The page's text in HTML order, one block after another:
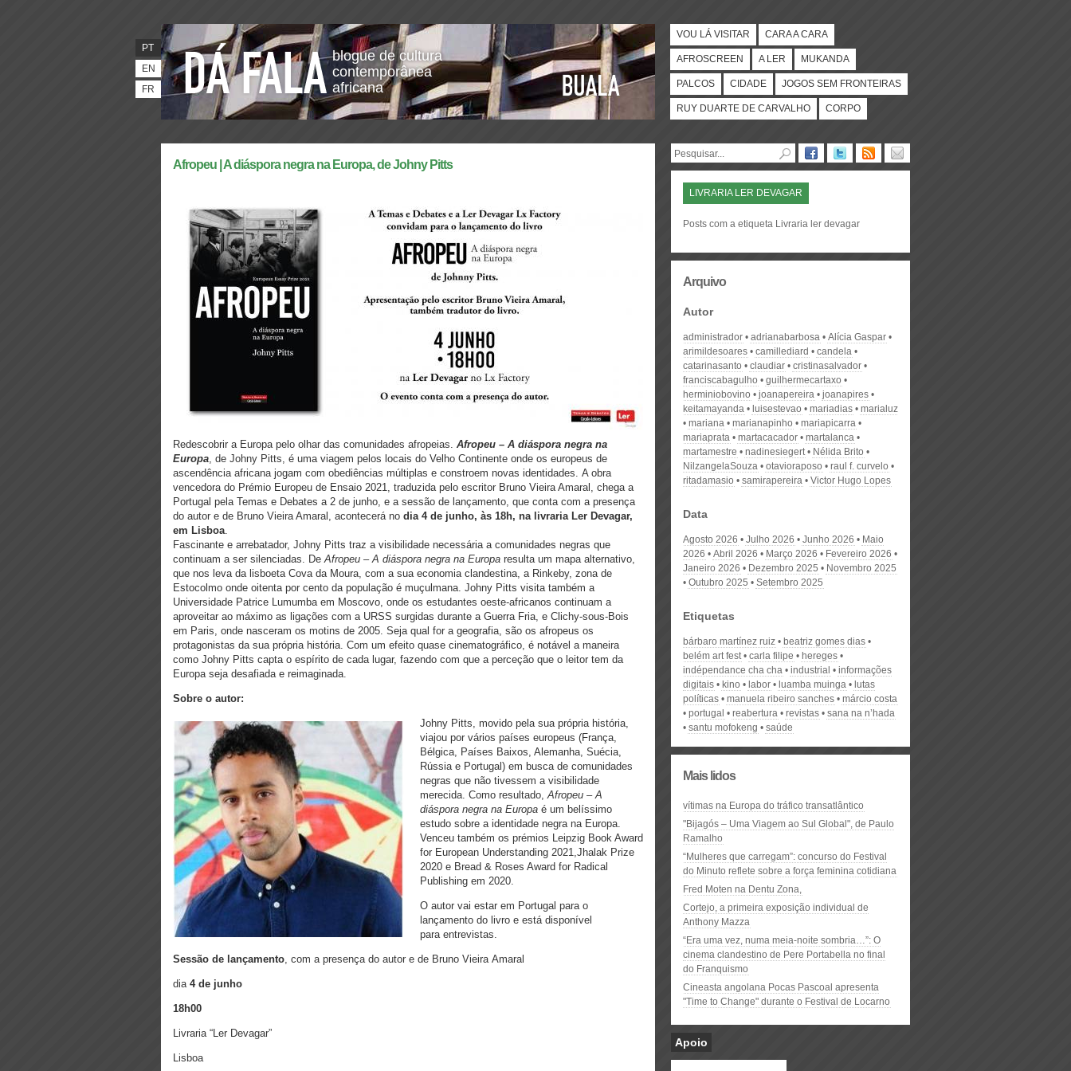
blogue de cultura
contemporânea
africana
PT
EN
FR
VOU LÁ VISITAR CARA A CARA
AFROSCREEN A LER MUKANDA
PALCOS CIDADE JOGOS SEM FRONTEIRAS
RUY DUARTE DE CARVALHO CORPO
Afropeu | A diáspora negra na Europa, de Johny Pitts
Redescobrir a Europa pelo olhar das comunidades afropeias. Afropeu – A diáspora negra na
Europa, de Johny Pitts, é uma viagem pelos locais do Velho Continente onde os europeus de
ascendência africana jogam com obediências múltiplas e constroem novas identidades. A obra
vencedora do Prémio Europeu de Ensaio 2021, traduzida pelo escritor Bruno Vieira Amaral, chega a
Portugal pela Temas e Debates a 2 de junho, e a sessão de lançamento, que conta com a presença
do autor e de Bruno Vieira Amaral, acontecerá no dia 4 de junho, às 18h, na livraria Ler Devagar,
em Lisboa.
Fascinante e arrebatador, Johny Pitts traz a visibilidade necessária a comunidades negras que
continuam a ser silenciadas. DeAfropeu – A diáspora negra na Europa resulta um mapa alternativo,
que nos leva da lisboeta Cova da Moura, com a sua economia clandestina, a Rinkeby, zona de
Estocolmo onde oitenta por cento da população é muçulmana. Johny Pitts visita também a
Universidade Patrice Lumumba em Moscovo, onde os estudantes oeste-africanos continuam a
aproveitar ao máximo as ligações com a URSS surgidas durante a Guerra Fria, e Clichy-sous-Bois
em Paris, onde nasceram os motins de 2005. Seja qual for a geografia, são os afropeus os
protagonistas da sua própria história. Com um efeito quase cinematográfico, é notável a maneira
como Johny Pitts capta o espírito de cada lugar, fazendo com que a perceção que o leitor tem da
Europa seja desafiada e reimaginada.
Sobre o autor:
Johny Pitts, movido pela sua própria história,
viajou por vários países europeus (França,
Bélgica, Países Baixos, Alemanha, Suécia,
Rússia e Portugal) em busca de comunidades
negras que não tivessem a visibilidade
merecida. Como resultado,Afropeu – A
diáspora negra na Europa é um belíssimo
estudo sobre a identidade negra na Europa.
Venceu também os prémios Leipzig Book Award
for European Understanding 2021,Jhalak Prize
2020 e Bread & Roses Award for Radical
Publishing em 2020.
O autor vai estar em Portugal para o
lançamento do livro e está disponível
para entrevistas.
Sessão de lançamento, com a presença do autor e de Bruno Vieira Amaral
dia 4 de junho
18h00
Livraria “Ler Devagar”
Lisboa
LIVRARIA LER DEVAGAR
Posts com a etiqueta Livraria ler devagar
Arquivo
Autor
administrador adrianabarbosa
Alícia Gaspar
arimildesoares
camillediard
candela
catarinasanto
claudiar
cristinasalvador
franciscabagulho
guilhermecartaxo
herminiobovino
joanapereira
joanapires
keitamayanda
luisestevao mariadias
marialuz
mariana
marianapinho
mariapicarra
mariaprata
martacacador
martalanca
martamestre
nadinesiegert
Nélida Brito
NilzangelaSouza
otavioraposo
raul f. curvelo
ritadamasio
samirapereira Victor Hugo Lopes
Data
Agosto 2026 Julho 2026 Junho 2026
Maio
2026
Abril 2026 Março 2026
Fevereiro 2026
Janeiro 2026
Dezembro 2025
Novembro 2025
Outubro 2025
Setembro 2025
Etiquetas
bárbaro martínez ruiz
beatriz gomes dias
belém art fest
carla filipe
hereges
indépendance cha cha
industrial
informações
digitais
kino labor luamba muinga
lutas
políticas
manuela ribeiro sanches
márcio costa
portugal
reabertura revistas
sana na n’hada
santu mofokeng
saúde
Mais lidos
vítimas na Europa do tráfico transatlântico
"Bijagós – Uma Viagem ao Sul Global", de Paulo
Ramalho
“Mulheres que carregam”: concurso do Festival
do Minuto reflete sobre a força feminina cotidiana
Fred Moten na Dentu Zona,
Cortejo, a primeira exposição individual de
Anthony Mazza
“Era uma vez, numa meia-noite sombria…”: O
cinema clandestino de Pere Portabella no final
do Franquismo
Cineasta angolana Pocas Pascoal apresenta
"Time to Change" durante o Festival de Locarno
Apoio